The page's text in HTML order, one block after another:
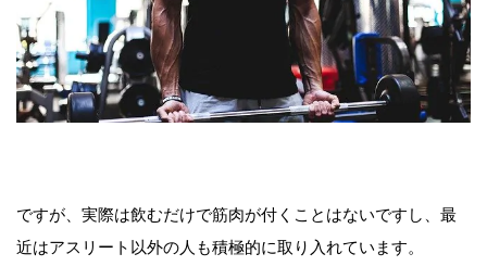
ですが、実際は飲むだけで筋肉が付くことはないですし、最
近はアスリート以外の人も積極的に取り入れています。